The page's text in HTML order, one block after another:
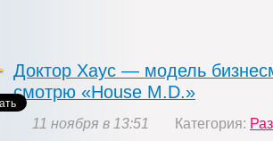
Доктор Хаус — модель
смотрю «House M.D.»
11 ноября в 13:51 Категория: